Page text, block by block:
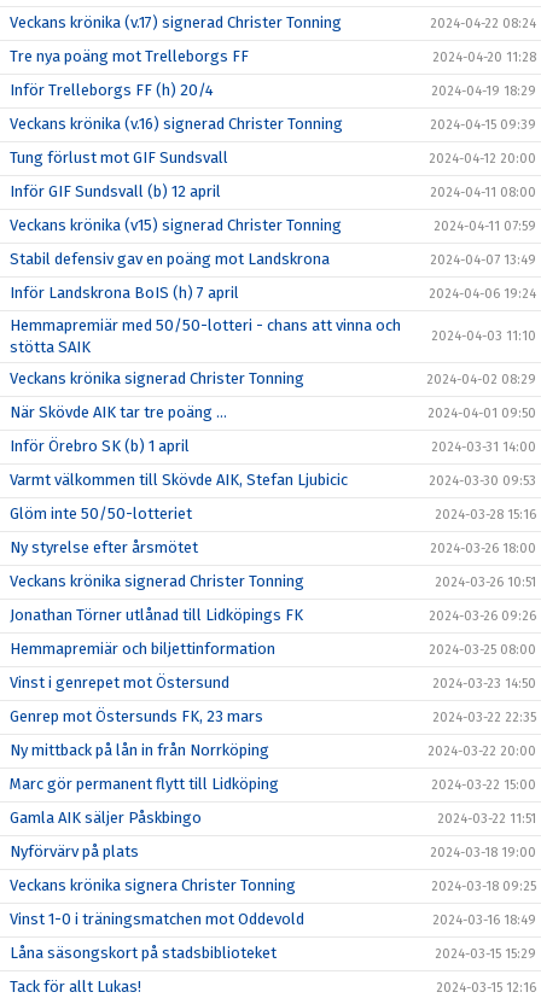
Veckans krönika (v.17) signerad Christer Tonning 2024-04-22 08:24
Tre nya poäng mot Trelleborgs FF 2024-04-20 11:28
Inför Trelleborgs FF (h) 20/4 2024-04-19 18:29
Veckans krönika (v.16) signerad Christer Tonning 2024-04-15 09:39
Tung förlust mot GIF Sundsvall 2024-04-12 20:00
Inför GIF Sundsvall (b) 12 april 2024-04-11 08:00
Veckans krönika (v15) signerad Christer Tonning 2024-04-11 07:59
Stabil defensiv gav en poäng mot Landskrona 2024-04-07 13:49
Inför Landskrona BoIS (h) 7 april 2024-04-06 19:24
Hemmapremiär med 50/50-lotteri - chans att vinna och
stötta SAIK
2024-04-03 11:10
Veckans krönika signerad Christer Tonning 2024-04-02 08:29
När Skövde AIK tar tre poäng ... 2024-04-01 09:50
Inför Örebro SK (b) 1 april 2024-03-31 14:00
Varmt välkommen till Skövde AIK, Stefan Ljubicic 2024-03-30 09:53
Glöm inte 50/50-lotteriet 2024-03-28 15:16
Ny styrelse efter årsmötet 2024-03-26 18:00
Veckans krönika signerad Christer Tonning 2024-03-26 10:51
Jonathan Törner utlånad till Lidköpings FK 2024-03-26 09:26
Hemmapremiär och biljettinformation 2024-03-25 08:00
Vinst i genrepet mot Östersund 2024-03-23 14:50
Genrep mot Östersunds FK, 23 mars 2024-03-22 22:35
Ny mittback på lån in från Norrköping 2024-03-22 20:00
Marc gör permanent flytt till Lidköping 2024-03-22 15:00
Gamla AIK säljer Påskbingo 2024-03-22 11:51
Nyförvärv på plats 2024-03-18 19:00
Veckans krönika signera Christer Tonning 2024-03-18 09:25
Vinst 1-0 i träningsmatchen mot Oddevold 2024-03-16 18:49
Låna säsongskort på stadsbiblioteket 2024-03-15 15:29
Tack för allt Lukas! 2024-03-15 12:16